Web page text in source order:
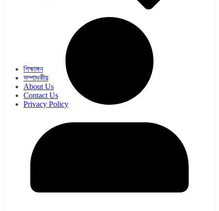
শিক্ষাঙ্গন
সম্পাদকীয়
About Us
Contact Us
Privacy Policy